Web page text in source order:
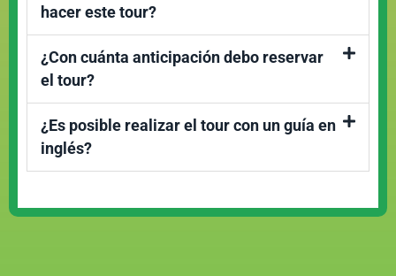
hacer este tour?
¿Con cuánta anticipación debo reservar
el tour?
¿Es posible realizar el tour con un guía en
inglés?